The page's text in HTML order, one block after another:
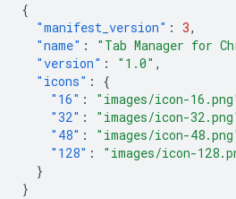
{
"manifest_version" : 3,
"name" : "Tab Manager for
"version" : "1.0" ,
"icons" :
{
"16" : "images/icon-
"32" : "images/icon-
"48" : "images/icon-
"128" :
"images/icon-
}
}